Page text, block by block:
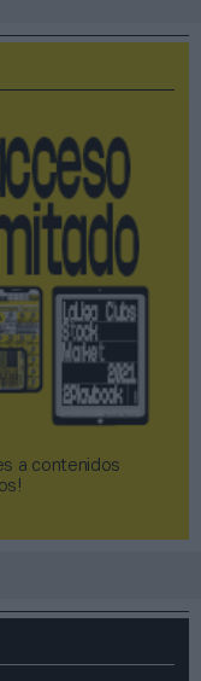
a contenidos